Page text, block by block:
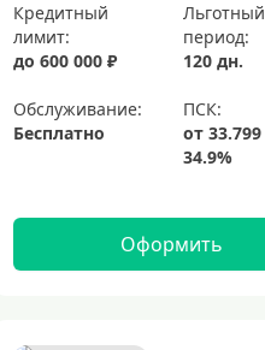
Кредитный
лимит:
до 600 000 ₽
Льготный
период:
120 дн.
Обслуживание:
Бесплатно
Оформить